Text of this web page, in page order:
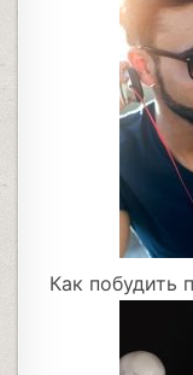
Как побудить